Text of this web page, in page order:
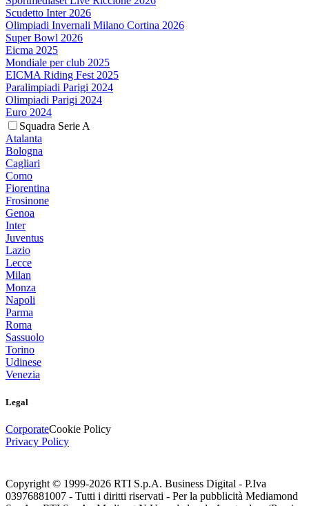
Scudetto Inter 2026
Olimpiadi Invernali Milano Cortina 2026
Super Bowl 2026
Eicma 2025
Mondiale per club 2025
EICMA Riding Fest 2025
Paralimpiadi Parigi 2024
Olimpiadi Parigi 2024
Euro 2024
Squadra Serie A
Atalanta
Bologna
Cagliari
Como
Fiorentina
Frosinone
Genoa
Inter
Juventus
Lazio
Lecce
Milan
Monza
Napoli
Parma
Roma
Sassuolo
Torino
Udinese
Venezia
Legal
CorporateCookie Policy
Privacy Policy
Copyright © 1999-2026 RTI S.p.A. Business Digital - P.Iva
03976881007 - Tutti i diritti riservati - Per la pubblicità Mediamond